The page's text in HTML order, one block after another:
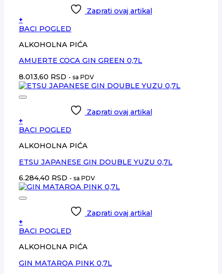
Zaprati ovaj artikal
+
BACI POGLED
ALKOHOLNA PIĆA
AMUERTE COCA GIN GREEN 0,7L
8.013,60 RSD - sa PDV
Zaprati ovaj artikal
+
BACI POGLED
ALKOHOLNA PIĆA
ETSU JAPANESE GIN DOUBLE YUZU 0,7L
6.284,40 RSD - sa PDV
Zaprati ovaj artikal
+
BACI POGLED
ALKOHOLNA PIĆA
GIN MATAROA PINK 0,7L